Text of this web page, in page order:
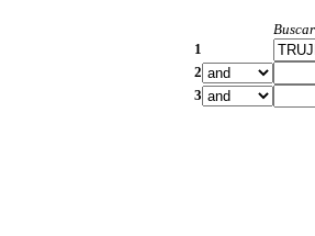
Buscar
1
2
3